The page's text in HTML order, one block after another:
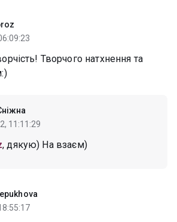
Творчого натхнення та
11:11:29
, дякую) На взаєм)